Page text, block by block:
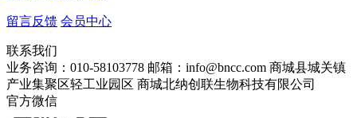
留言反馈 会员中心
联系我们
业务咨询：010-58103778 邮箱：info@bncc.com 商城县城关镇
产业集聚区轻工业园区 商城北纳创联生物科技有限公司
官方微信